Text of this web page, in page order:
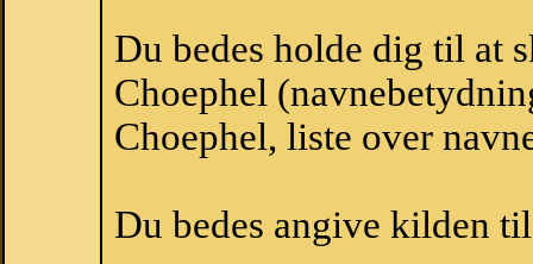
Du bedes holde dig til at
Choephel
Choephel, liste over
Du bedes angive kilden